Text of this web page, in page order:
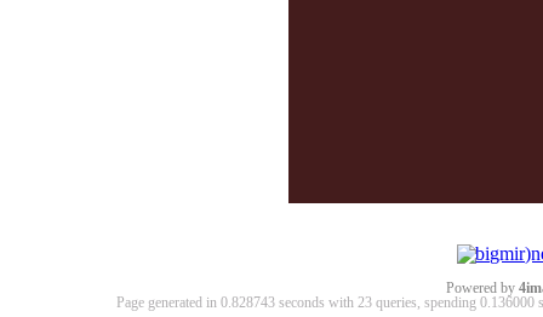
Powered by
Page generated in 0.828743 seconds with 23 queries, spending